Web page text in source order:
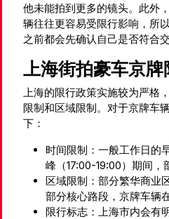
他未能拍到更多的镜头。此外
辆往往更容易受限行影响，所
之前都会先确认自己是否符合交
上海街拍豪车京牌
上海的限行政策实施较为严格
限制和区域限制。对于京牌车
下：
时间限制：一般工作日的
峰（17:00-19:00）期间，
区域限制：部分繁华商业
部分核心路段，京牌车辆
限行标志：上海市内会有